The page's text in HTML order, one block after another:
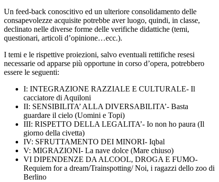
Un feed-back conoscitivo ed un ulteriore consolidamento delle
consapevolezze acquisite potrebbe aver luogo, quindi, in classe,
declinato nelle diverse forme delle verifiche didattiche (temi,
questionari, articoli d’opinione…ecc.).
I temi e le rispettive proiezioni, salvo eventuali rettifiche resesi
necessarie od apparse più opportune in corso d’opera, potrebbero
essere le seguenti:
I: INTEGRAZIONE RAZZIALE E CULTURALE- Il
cacciatore di Aquiloni
II: SENSIBILITA’ ALLA DIVERSABILITA’- Basta
guardare il cielo (Uomini e Topi)
III: RISPETTO DELLA LEGALITA’- Io non ho paura (Il
giorno della civetta)
IV: SFRUTTAMENTO DEI MINORI- Iqbal
V: MIGRAZIONI- La nave dolce (Mare chiuso)
VI DIPENDENZE DA ALCOOL, DROGA E FUMO-
Requiem for a dream/Trainspotting/ Noi, i ragazzi dello zoo di
Berlino